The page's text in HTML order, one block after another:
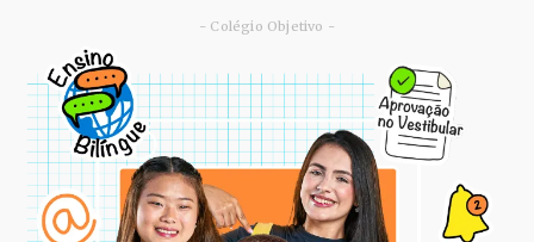
- Colégio Objetivo -